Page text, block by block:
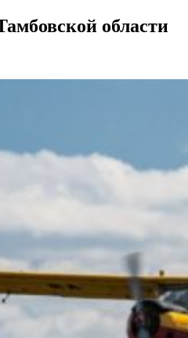
области